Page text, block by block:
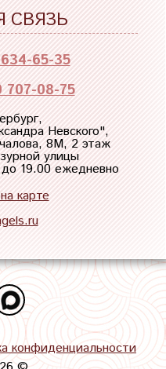
СВЯЗЬ
65-35
707-08-75
Невского",
8М, 2 этаж
улицы
19.00 ежедневно
карте
конфиденциальности